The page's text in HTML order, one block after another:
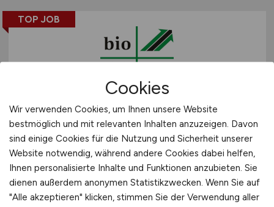
TOP JOB
Chemielaborant /
Chemotechniker
Qualitätssicherung(m/w/d)
Bio Tec Reinigungsmittel und -zubehör
Vertriebs GmbH
Cookies
Wir verwenden Cookies, um Ihnen unsere Website
bestmöglich und mit relevanten Inhalten anzuzeigen. Davon
sind einige Cookies für die Nutzung und Sicherheit unserer
Website notwendig, während andere Cookies dabei helfen,
Ihnen personalisierte Inhalte und Funktionen anzubieten. Sie
dienen außerdem anonymen Statistikzwecken. Wenn Sie auf
"Alle akzeptieren" klicken, stimmen Sie der Verwendung aller